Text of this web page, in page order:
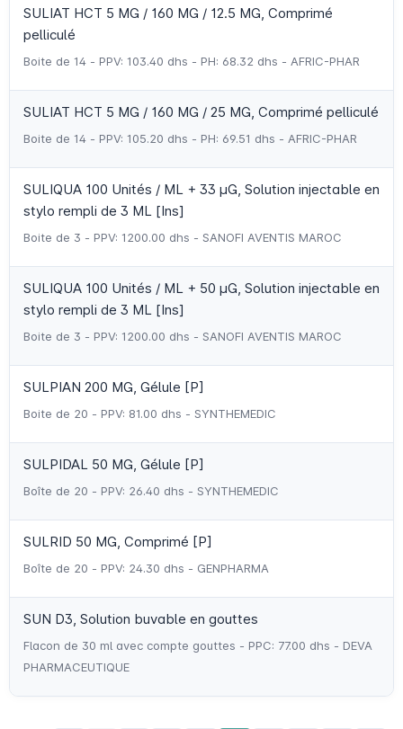
SULIAT HCT 5 MG / 160 MG / 12.5 MG, Comprimé
pelliculé
Boite de 14 - PPV: 103.40 dhs - PH: 68.32 dhs - AFRIC-PHAR
SULIAT HCT 5 MG / 160 MG / 25 MG, Comprimé pelliculé
Boite de 14 - PPV: 105.20 dhs - PH: 69.51 dhs - AFRIC-PHAR
SULIQUA 100 Unités / ML + 33 µG, Solution injectable en
stylo rempli de 3 ML [Ins]
Boite de 3 - PPV: 1200.00 dhs - SANOFI AVENTIS MAROC
SULIQUA 100 Unités / ML + 50 µG, Solution injectable en
stylo rempli de 3 ML [Ins]
Boite de 3 - PPV: 1200.00 dhs - SANOFI AVENTIS MAROC
SULPIAN 200 MG, Gélule [P]
Boite de 20 - PPV: 81.00 dhs - SYNTHEMEDIC
SULPIDAL 50 MG, Gélule [P]
Boîte de 20 - PPV: 26.40 dhs - SYNTHEMEDIC
SULRID 50 MG, Comprimé [P]
Boîte de 20 - PPV: 24.30 dhs - GENPHARMA
SUN D3, Solution buvable en gouttes
Flacon de 30 ml avec compte gouttes - PPC: 77.00 dhs - DEVA
PHARMACEUTIQUE